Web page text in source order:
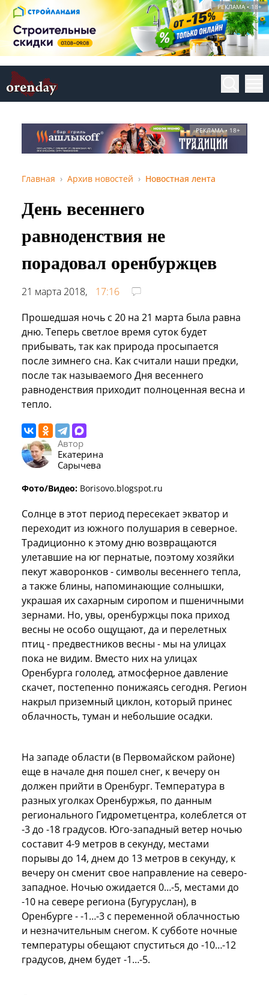
РЕКЛАМА • 18+
РЕКЛАМА • 18+
Главная Архив новостей Новостная лента
День весеннего
равноденствия не
порадовал оренбуржцев
21 марта 2018,
17:16
Прошедшая ночь с 20 на 21 марта была равна
дню. Теперь светлое время суток будет
прибывать, так как природа просыпается
после зимнего сна. Как считали наши предки,
после так называемого Дня весеннего
равноденствия приходит полноценная весна и
тепло.
Автор
Екатерина
Сарычева
Фото/Видео: Borisovo.blogspot.ru
Солнце в этот период пересекает экватор и
переходит из южного полушария в северное.
Традиционно к этому дню возвращаются
улетавшие на юг пернатые, поэтому хозяйки
пекут жаворонков - символы весеннего тепла,
а также блины, напоминающие солнышки,
украшая их сахарным сиропом и пшеничными
зернами. Но, увы, оренбуржцы пока приход
весны не особо ощущают, да и перелетных
птиц - предвестников весны - мы на улицах
пока не видим. Вместо них на улицах
Оренбурга гололед, атмосферное давление
скачет, постепенно понижаясь сегодня. Регион
накрыл приземный циклон, который принес
облачность, туман и небольшие осадки.
На западе области (в Первомайском районе)
еще в начале дня пошел снег, к вечеру он
должен прийти в Оренбург. Температура в
разных уголках Оренбуржья, по данным
регионального Гидрометцентра, колеблется от
-3 до -18 градусов. Юго-западный ветер ночью
составит 4-9 метров в секунду, местами
порывы до 14, днем до 13 метров в секунду, к
вечеру он сменит свое направление на северо-
западное. Ночью ожидается 0…-5, местами до
-10 на севере региона (Бугуруслан), в
Оренбурге - -1…-3 с переменной облачностью
и незначительным снегом. К субботе ночные
температуры обещают спуститься до -10…-12
градусов, днем будет -1…-5.